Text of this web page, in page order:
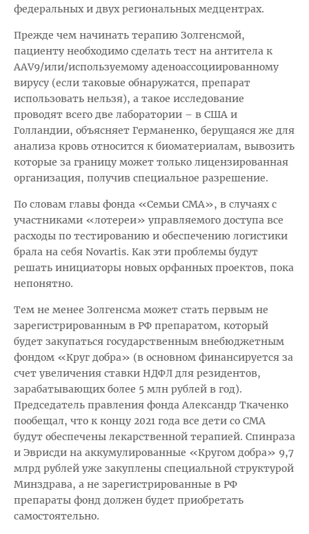
федеральных и двух региональных медцентрах.
Прежде чем начинать терапию Золгенсмой,
пациенту необходимо сделать тест на антитела к
AAV9/или/используемому аденоассоциированному
вирусу (если таковые обнаружатся, препарат
использовать нельзя), а такое исследование
проводят всего две лаборатории – в США и
Голландии, объясняет Германенко, берущаяся же для
анализа кровь относится к биоматериалам, вывозить
которые за границу может только лицензированная
организация, получив специальное разрешение.
По словам главы фонда «Семьи СМА», в случаях с
участниками «лотереи» управляемого доступа все
расходы по тестированию и обеспечению логистики
брала на себя Novartis. Как эти проблемы будут
решать инициаторы новых орфанных проектов, пока
непонятно.
Тем не менее Золгенсма может стать первым не
зарегистрированным в РФ препаратом, который
будет закупаться государственным внебюджетным
фондом «Круг добра» (в основном финансируется за
счет увеличения ставки НДФЛ для резидентов,
зарабатывающих более 5 млн рублей в год).
Председатель правления фонда Александр Ткаченко
пообещал, что к концу 2021 года все дети со СМА
будут обеспечены лекарственной терапией. Спинраза
и Эврисди на аккумулированные «Кругом добра» 9,7
млрд рублей уже закуплены специальной структурой
Минздрава, а не зарегистрированные в РФ
препараты фонд должен будет приобретать
самостоятельно.